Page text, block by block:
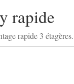
rapide
rapide 3 étagères.